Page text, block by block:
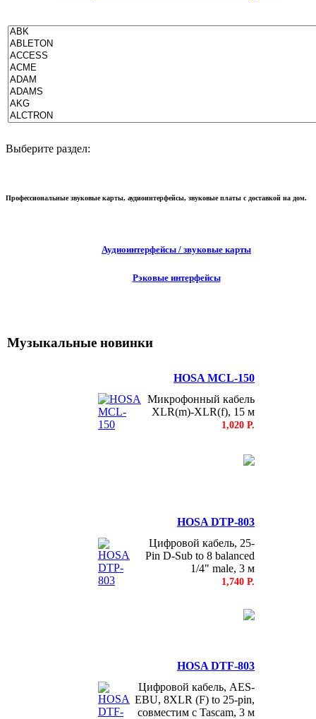
Выберите раздел:
Профессиональные звуковые карты, аудиоинтерфейсы, звуковые платы с доставкой на дом.
Аудиоинтерфейсы / звуковые карты
Рэковые интерфейсы
Музыкальные новинки
HOSA MCL-150
Микрофонный кабель
XLR(m)-XLR(f), 15 м
1,020 Р.
HOSA DTP-803
Цифровой кабель, 25-
Pin D-Sub to 8 balanced
1/4" male, 3 м
1,740 Р.
HOSA DTF-803
Цифровой кабель, AES-
EBU, 8XLR (F) to 25-pin,
совместим с Tascam, 3 м